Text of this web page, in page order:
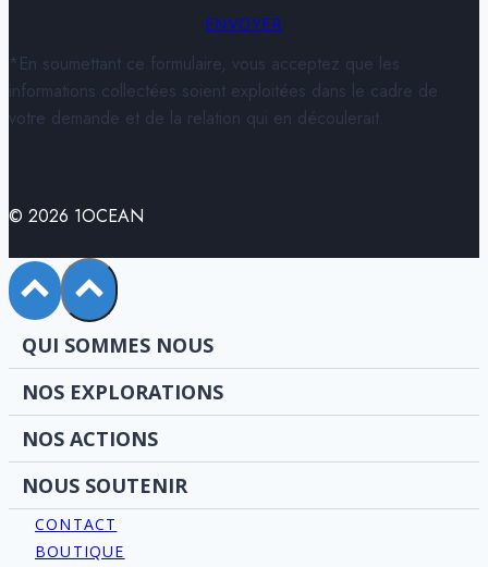
ENVOYER
*En soumettant ce formulaire, vous acceptez que les
informations collectées soient exploitées dans le cadre de
votre demande et de la relation qui en découlerait.
© 2026 1OCEAN
QUI SOMMES NOUS
NOS EXPLORATIONS
NOS ACTIONS
NOUS SOUTENIR
CONTACT
BOUTIQUE